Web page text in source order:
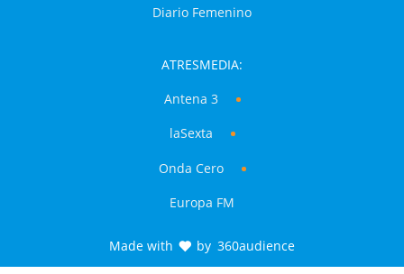
Diario Femenino
ATRESMEDIA:
Antena 3
laSexta
Onda Cero
Europa FM
Made with by 360audience